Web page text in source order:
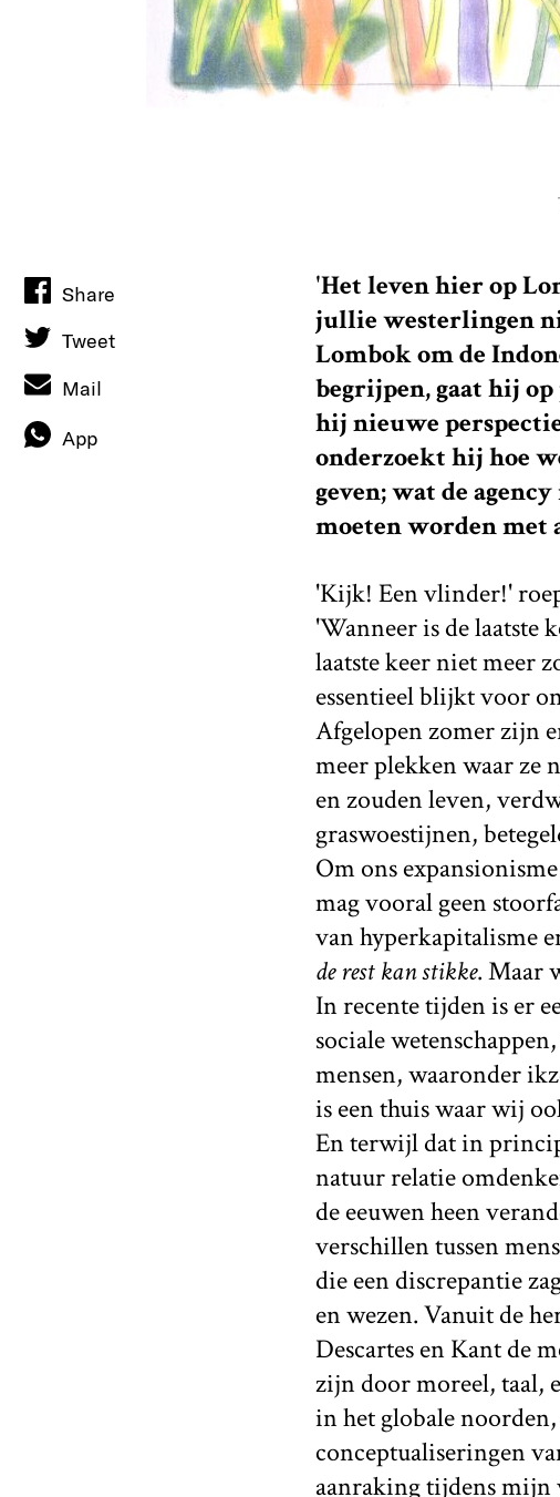
'Het leven hier op
jullie westerlingen
Lombok om de
begrijpen, gaat hij
hij nieuwe
onderzoekt hij hoe
geven; wat de
moeten worden met
'Kijk! Een vlinder!'
'Wanneer is de laatste
laatste keer niet meer
essentieel blijkt voor
Afgelopen zomer zijn
meer plekken waar ze
en zouden leven,
graswoestijnen,
Om ons
mag vooral geen
van hyperkapitalisme
de rest kan stikke. Maar
In recente tijden is er
sociale
mensen, waaronder
is een thuis waar wij
En terwijl dat in
natuur relatie
de eeuwen heen
verschillen tussen
die een discrepantie
en wezen. Vanuit de
Descartes en Kant de
zijn door moreel, taal,
in het globale
conceptualiseringen
aanraking tijdens
Share
Tweet
Mail
App